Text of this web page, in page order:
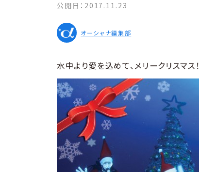
公開日： 2017.11.23
オーシャナ編集部
水中より愛を込めて、メリークリスマス！